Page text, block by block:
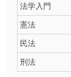
法学入門
憲法
民法
刑法